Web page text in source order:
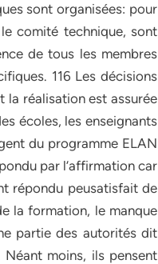
sont organisées: pour
comité technique, sont
de tous les membres
116 Les décisions
réalisation est assurée
écoles, les enseignants
du programme ELAN
par l’affirmation car
répondu peusatisfait de
la formation, le manque
partie des autorités dit
moins, ils pensent